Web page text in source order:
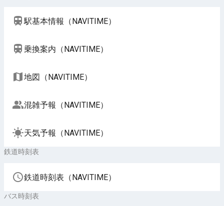
駅基本情報（NAVITIME）
乗換案内（NAVITIME）
地図（NAVITIME）
混雑予報（NAVITIME）
天気予報（NAVITIME）
鉄道時刻表
鉄道時刻表（NAVITIME）
バス時刻表